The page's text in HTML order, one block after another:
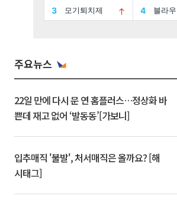
주요뉴스
22일 만에 다시 문 연 홈플러스…정상화 바
쁜데 재고 없어 ‘발동동’[가보니]
입추매직 '불발', 처서매직은 올까요? [해
시태그]